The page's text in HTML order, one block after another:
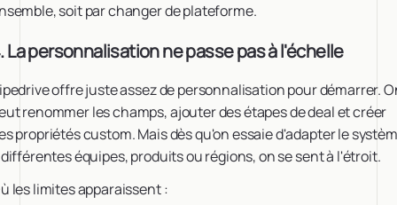
soit par changer de plateforme.
La personnalisation ne passe pas à l'échelle
offre juste assez de personnalisation pour démarrer.
renommer les champs, ajouter des étapes de deal et créer
propriétés custom. Mais dès qu'on essaie d'adapter le
équipes, produits ou régions, on se sent à l'étroit.
les limites apparaissent :